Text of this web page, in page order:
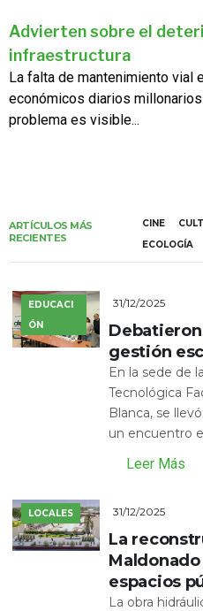
Advierten sobre el
infraestructura
La falta de mantenimiento vial
económicos diarios
problema es visible...
ARTÍCULOS MÁS
RECIENTES
CINE
ECOLOGÍA
EDUCACI
ÓN
31/12/2025
gestión
En la sede de
Tecnológica
Blanca, se
un encuentro
Leer Más
LOCALES 31/12/2025
La
espacios
La obra